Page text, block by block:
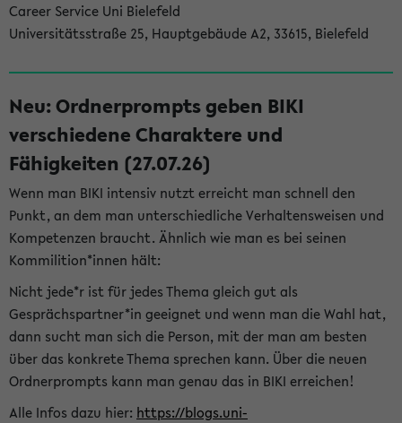
Career Service Uni Bielefeld
Universitätsstraße 25, Hauptgebäude A2, 33615, Bielefeld
Neu: Ordnerprompts geben BIKI
verschiedene Charaktere und
Fähigkeiten (27.07.26)
Wenn man BIKI intensiv nutzt erreicht man schnell den
Punkt, an dem man unterschiedliche Verhaltensweisen und
Kompetenzen braucht. Ähnlich wie man es bei seinen
Kommilition*innen hält:
Nicht jede*r ist für jedes Thema gleich gut als
Gesprächspartner*in geeignet und wenn man die Wahl hat,
dann sucht man sich die Person, mit der man am besten
über das konkrete Thema sprechen kann. Über die neuen
Ordnerprompts kann man genau das in BIKI erreichen!
Alle Infos dazu hier: https://blogs.uni-